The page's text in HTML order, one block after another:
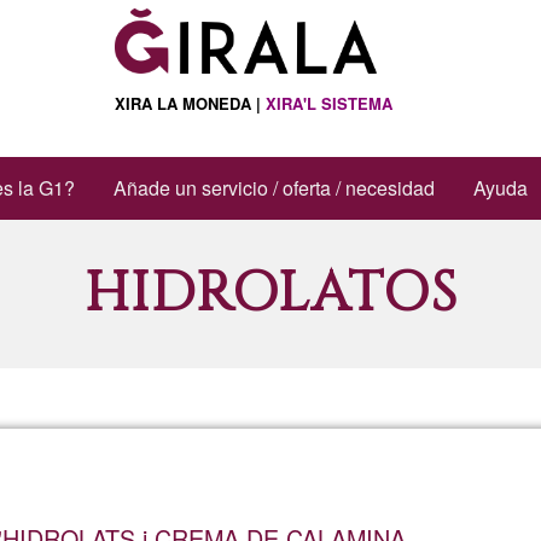
XIRA LA MONEDA | XIRA'L SISTEMA
la G1? Añade un servicio / oferta / necesidad Ayuda
HIDROLATOS